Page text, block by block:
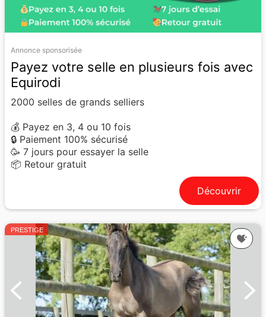
Annonce sponsorisée
Payez votre selle en plusieurs fois avec
Equirodi
2000 selles de grands selliers
💰 Payez en 3, 4 ou 10 fois
🔒 Paiement 100% sécurisé
🥳 7 jours pour essayer la selle
📦 Retour gratuit
Découvrir
PRESTIGE